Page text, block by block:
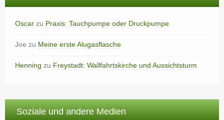
Oscar zu Praxis: Tauchpumpe oder Druckpumpe
Joe zu Meine erste Alugasflasche
Henning zu Freystadt: Wallfahrtskirche und Aussichtsturm
Soziale und andere Medien